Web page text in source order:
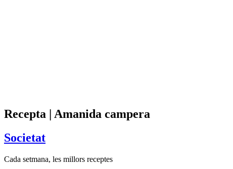
Recepta | Amanida campera
Societat
Cada setmana, les millors receptes